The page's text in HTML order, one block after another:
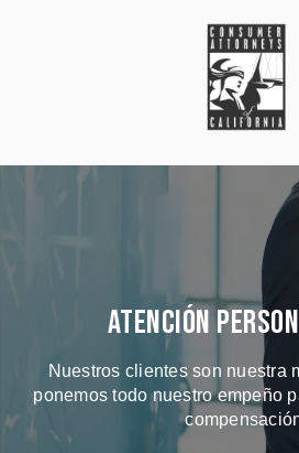
Atención
Nuestros clientes son nuestra
ponemos todo nuestro empeño